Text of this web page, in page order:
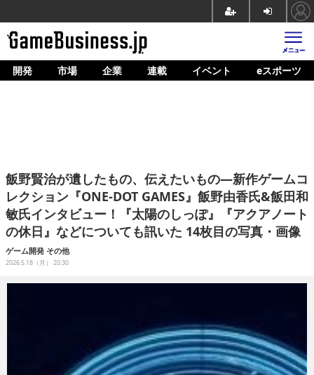
ホーム
企業動向
人材育成
産業政策
開発 市場 企業 連載 イベント eスポーツ
飯野賢治が遺したもの、伝えたいもの―新作ゲームコ
レクション『ONE-DOT GAMES』飯野由香氏&飯田和
敏氏インタビュー！『太陽のしっぽ』『アクアノート
の休日』などについても訊いた 14枚目の写真・画像
ゲーム開発 その他
2026.5.18（月） 20:30